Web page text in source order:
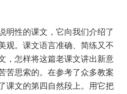
性的课文，它向我们介绍了
观。课文语言准确、简练又不
，怎样将这篇老课文讲出新意
苦思索的。在参考了众多教案
课文的第四自然段上。用它把